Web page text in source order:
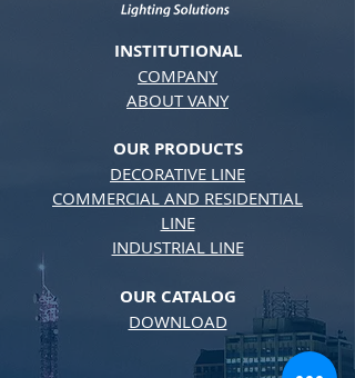
INSTITUTIONAL
COMPANY
ABOUT VANY
OUR PRODUCTS
DECORATIVE LINE
COMMERCIAL AND RESIDENTIAL
LINE
INDUSTRIAL LINE
OUR CATALOG
DOWNLOAD